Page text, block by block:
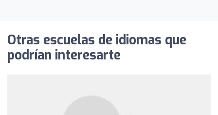
Otras escuelas de idiomas que
podrían interesarte